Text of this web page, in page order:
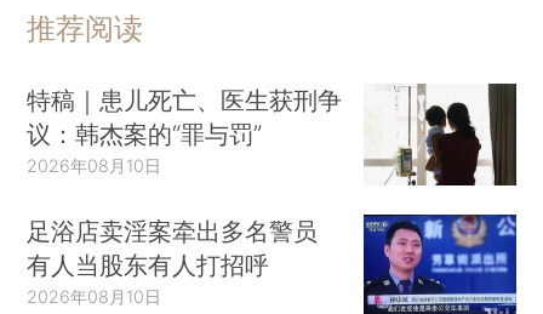
推荐阅读
特稿｜患儿死亡、医生获刑争
议：韩杰案的“罪与罚”
2026年08月10日
足浴店卖淫案牵出多名警员
有人当股东有人打招呼
2026年08月10日